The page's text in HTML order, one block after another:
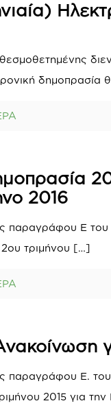
δημοπρασία
2016
παραγράφου Ε του
τριμήνου […]
παραγράφου Ε.
2015 για την